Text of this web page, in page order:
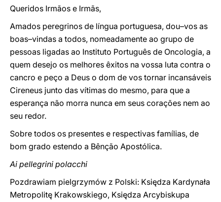
Queridos Irmãos e Irmãs,
Amados peregrinos de língua portuguesa, dou–vos as
boas–vindas a todos, nomeadamente ao grupo de
pessoas ligadas ao Instituto Português de Oncologia, a
quem desejo os melhores êxitos na vossa luta contra o
cancro e peço a Deus o dom de vos tornar incansáveis
Cireneus junto das vítimas do mesmo, para que a
esperança não morra nunca em seus corações nem ao
seu redor.
Sobre todos os presentes e respectivas famílias, de
bom grado estendo a Bênção Apostólica.
Ai pellegrini polacchi
Pozdrawiam pielgrzymów z Polski: Księdza Kardynała
Metropolitę Krakowskiego, Księdza Arcybiskupa